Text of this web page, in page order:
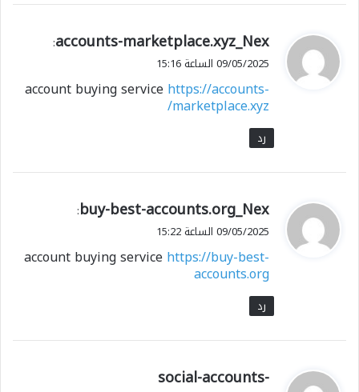
ي
ق
ل
accounts-marketplace.xyz_Nex
:
09/05/2025 الساعة 15:16
account buying servicehttps://accounts-
marketplace.xyz/
رد
ي
ق
ل
buy-best-accounts.org_Nex
:
09/05/2025 الساعة 15:22
account buying servicehttps://buy-best-
accounts.org
رد
ي
social-accounts-